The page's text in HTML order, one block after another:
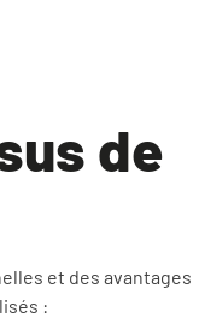
de
et des avantages
: